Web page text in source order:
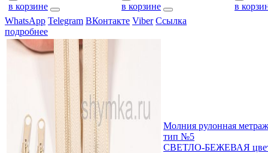
в корзине в корзине
в
WhatsApp Telegram ВКонтакте Viber Ссылка
подробнее
Молния рулонная
тип №5
СВЕТЛО-БЕЖЕВАЯ